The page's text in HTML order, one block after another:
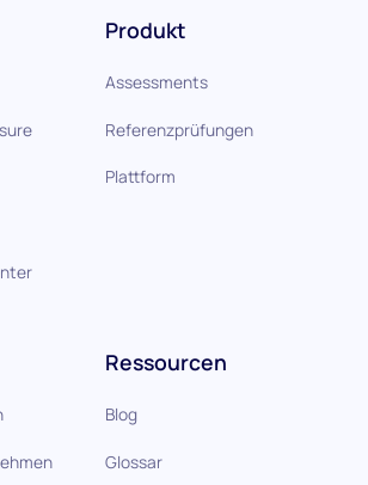
Produkt
Assessments
Referenzprüfungen
Plattform
Ressourcen
Blog
Glossar